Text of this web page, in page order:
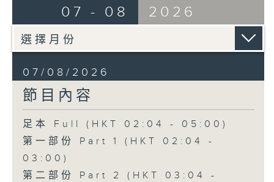
4. 「火海君臣」
由 龍貫天、丁凡 主唱
5. 「鸞飄鳳更飄」
6. 「花落始逢君」
由 張月兒、伍木蘭 主唱
07 - 08 2026
07/08/2026
節目內容
足本 Full (HKT 02:04 - 05:00)
第一部份 Part 1 (HKT 02:04 -
03:00)
第二部份 Part 2 (HKT 03:04 -